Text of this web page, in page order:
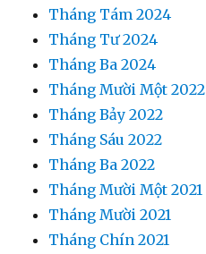
Tháng Tám 2024
Tháng Tư 2024
Tháng Ba 2024
Tháng Mười Một 2022
Tháng Bảy 2022
Tháng Sáu 2022
Tháng Ba 2022
Tháng Mười Một 2021
Tháng Mười 2021
Tháng Chín 2021